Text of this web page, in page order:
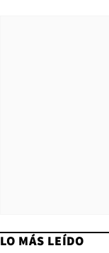
LO MÁS LEÍDO